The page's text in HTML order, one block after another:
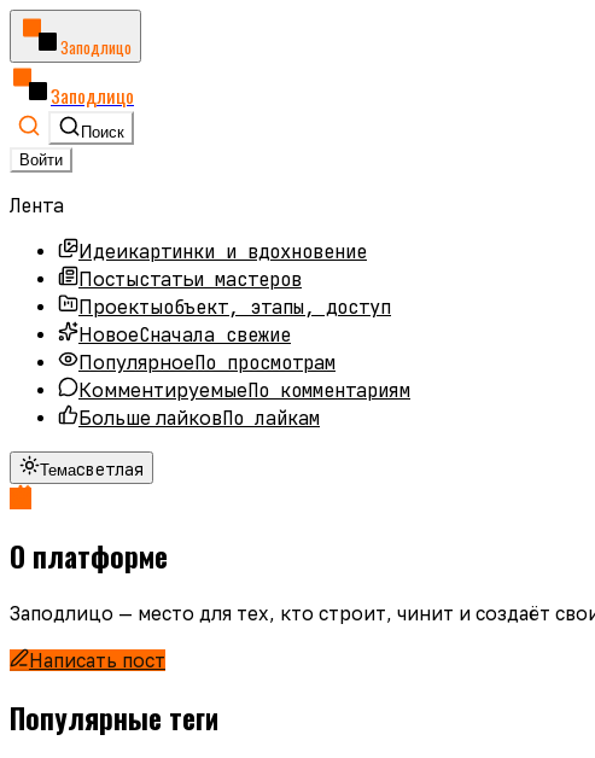
Заподлицо
Заподлицо
Поиск
Войти
Лента
Идеикартинки и вдохновение
Постыстатьи мастеров
Проектыобъект, этапы, доступ
НовоеСначала свежие
ПопулярноеПо просмотрам
КомментируемыеПо комментариям
Больше лайковПо лайкам
Темасветлая
О платформе
Заподлицо — место для тех, кто строит, чинит и создаёт
Написать пост
Популярные теги